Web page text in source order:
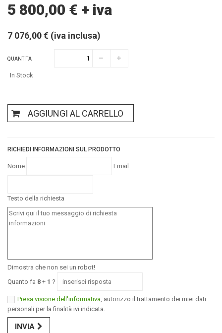
5 800,00 € + iva
7 076,00 € (iva inclusa)
QUANTITA
In Stock
AGGIUNGI AL CARRELLO
RICHIEDI INFORMAZIONI SUL PRODOTTO
Nome Email
Testo della richiesta
Dimostra che non sei un robot!
Quanto fa 8 + 1 ?
Presa visione dell'informativa , autorizzo il trattamento dei miei dati
personali per la finalità ivi indicata.
INVIA